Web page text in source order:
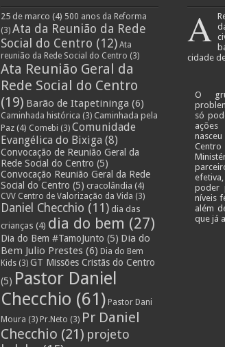
25 de marco (4) 500 anos da Reforma
(3) Ata da Reunião da Rede
Social do Centro (12) Ata
reunião da Rede Social do Centro (3)
Ata Reunião Geral da
Rede Social do Centro
(19) Barão de Itapetininga (6)
Caminhada histórica (3) Caminhada pela
Paz (4) Comebi (3) Comunidade
Evangélica do Bixiga (8)
Convocação de Reunião Geral da
Rede Social do Centro (5)
Convocação Reunião Geral da Rede
Social do Centro (5) cracolândia (4)
CVV Centro de Valorização da Vida (3)
Daniel Checchio (11) dia das
crianças (4) dia do bem (27)
Dia do Bem #TamoJunto (5) Dia do
Bem Julio Prestes (6) Dia do Bem
Kids (3) GT Missões Cristãs do Centro
(5) Pastor Daniel
Checchio (61) Pastor Dani
Moura (3) Pr.Neto (3) Pr Daniel
Checchio (21) projeto
A
cidade
O
só
ações
poder
níveis
além
que já